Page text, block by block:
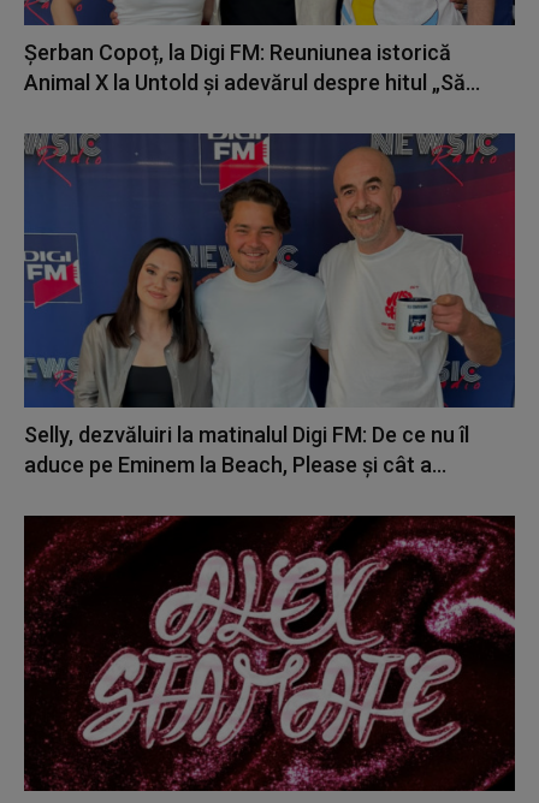
Șerban Copoț, la Digi FM: Reuniunea istorică
Animal X la Untold și adevărul despre hitul „Să...
Selly, dezvăluiri la matinalul Digi FM: De ce nu îl
aduce pe Eminem la Beach, Please și cât a...